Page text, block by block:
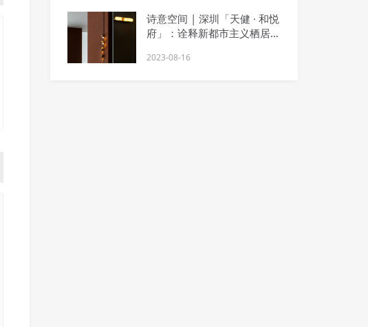
诗意空间 | 深圳「天健 · 和悦
府」：诠释新都市主义栖居范
2023-08-16